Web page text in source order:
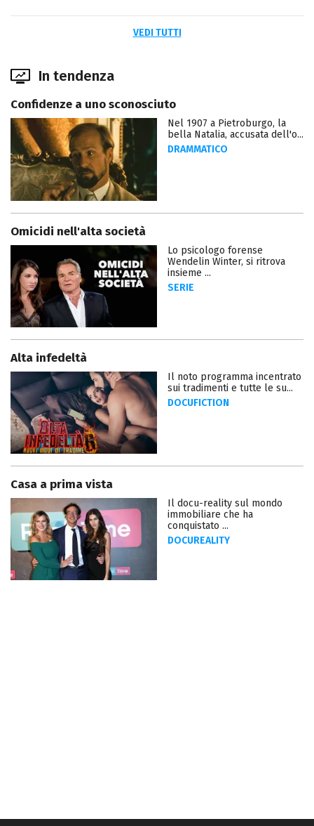
VEDI TUTTI
In tendenza
Confidenze a uno sconosciuto
Nel 1907 a Pietroburgo, la
bella Natalia, accusata dell'o...
DRAMMATICO
Omicidi nell'alta società
Lo psicologo forense
Wendelin Winter, si ritrova
insieme ...
SERIE
Alta infedeltà
Il noto programma incentrato
sui tradimenti e tutte le su...
DOCUFICTION
Casa a prima vista
Il docu-reality sul mondo
immobiliare che ha
conquistato ...
DOCUREALITY